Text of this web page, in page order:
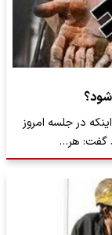
در جلسه امروز
گفت: هر…